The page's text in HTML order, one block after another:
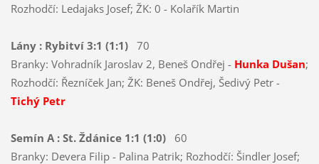
Rozhodčí: Ledajaks Josef; ŽK: 0 - Kolařík Martin
Lány : Rybitví 3:1 (1:1)70
Branky: Vohradník Jaroslav 2, Beneš Ondřej - Hunka Dušan;
Rozhodčí: Řezníček Jan; ŽK: Beneš Ondřej, Šedivý Petr -
Tichý Petr
Semín A : St. Ždánice 1:1 (1:0)60
Branky: Devera Filip - Palina Patrik; Rozhodčí: Šindler Josef;